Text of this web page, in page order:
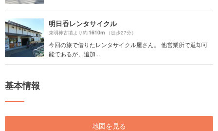
明日香レンタサイクル
束明神古墳より約1610m （徒歩27分）
今回の旅で借りたレンタサイクル屋さん。 他営業所で返却可
能であるが、追加...
基本情報
地図を見る